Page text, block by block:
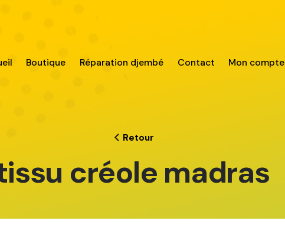
Boutique Réparation djembé Contact Mon compte
Retour
créole madras